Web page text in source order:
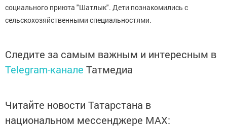
социального приюта "Шатлык". Дети познакомились с
сельскохозяйственными специальностями.
Следите за самым важным и интересным в
Telegram-канале Татмедиа
Читайте новости Татарстана в
национальном мессенджере MАХ: